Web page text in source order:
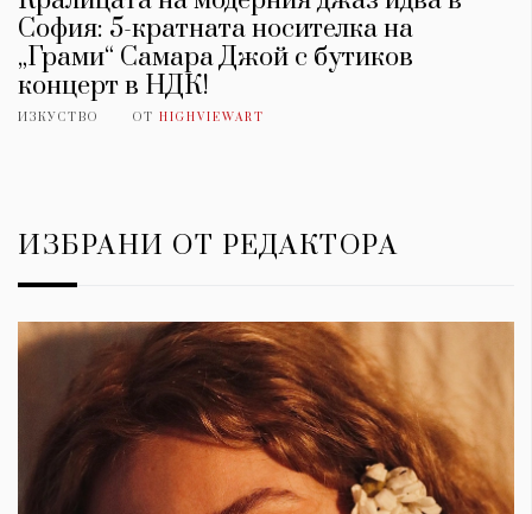
София: 5-кратната носителка на
„Грами“ Самара Джой с бутиков
концерт в НДК!
ИЗКУСТВО ОТ HIGHVIEWART
ИЗБРАНИ ОТ РЕДАКТОРА